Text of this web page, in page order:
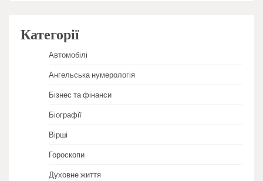
Категорії
Автомобілі
Ангельська нумерологія
Бізнес та фінанси
Біографії
Вірші
Гороскопи
Духовне життя